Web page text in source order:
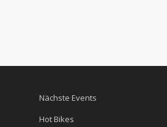
Nächste Events
Hot Bikes